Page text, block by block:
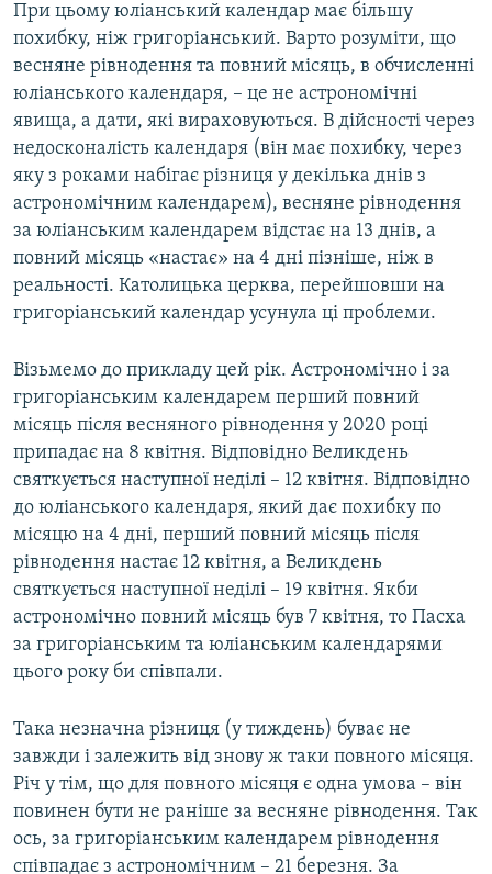
При цьому юліанський календар має більшу
похибку, ніж григоріанський. Варто розуміти, що
весняне рівнодення та повний місяць, в обчисленні
юліанського календаря, – це не астрономічні
явища, а дати, які вираховуються. В дійсності через
недосконалість календаря (він має похибку, через
яку з роками набігає різниця у декілька днів з
астрономічним календарем), весняне рівнодення
за юліанським календарем відстає на 13 днів, а
повний місяць «настає» на 4 дні пізніше, ніж в
реальності. Католицька церква, перейшовши на
григоріанський календар усунула ці проблеми.
Візьмемо до прикладу цей рік. Астрономічно і за
григоріанським календарем перший повний
місяць після весняного рівнодення у 2020 році
припадає на 8 квітня. Відповідно Великдень
святкується наступної неділі – 12 квітня. Відповідно
до юліанського календаря, який дає похибку по
місяцю на 4 дні, перший повний місяць після
рівнодення настає 12 квітня, а Великдень
святкується наступної неділі – 19 квітня. Якби
астрономічно повний місяць був 7 квітня, то Пасха
за григоріанським та юліанським календарями
цього року би співпали.
Така незначна різниця (у тиждень) буває не
завжди і залежить від знову ж таки повного місяця.
Річ у тім, що для повного місяця є одна умова – він
повинен бути не раніше за весняне рівнодення. Так
ось, за григоріанським календарем рівнодення
співпадає з астрономічним – 21 березня. За